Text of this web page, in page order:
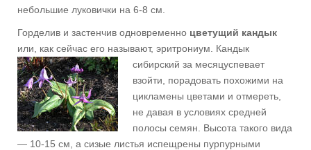
небольшие луковички на 6-8 см.
Горделив и застенчив одновременно цветущий кандык
или, как сейчас его называют, эритрониум. Кандык
сибирский за месяцуспевает
взойти, порадовать похожими на
цикламены цветами и отмереть,
не давая в условиях средней
полосы семян. Высота такого вида
— 10-15 см, а сизые листья испещрены пурпурными